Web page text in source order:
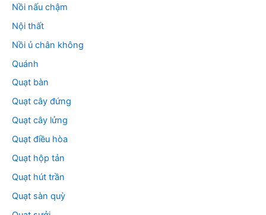
Nồi nấu chậm
Nội thất
Nồi ủ chân không
Quánh
Quạt bàn
Quạt cây đứng
Quạt cây lửng
Quạt điều hòa
Quạt hộp tản
Quạt hút trần
Quạt sàn quỳ